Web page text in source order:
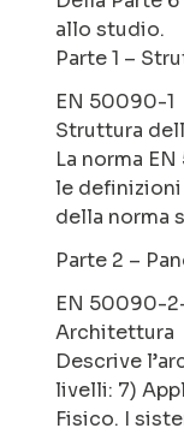
allo studio.
Parte 1 –
EN 50090-1
Struttura
La norma
le definizioni
della norma
Parte 2 –
EN 50090-
Architettura
Descrive
livelli: 7)
Fisico. I